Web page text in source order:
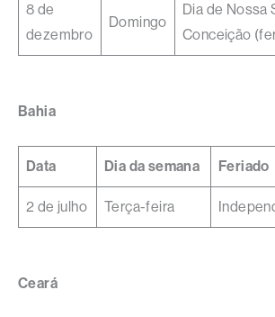
8 de
dezembro
Domingo
Dia de Nossa
Conceição
Bahia
Data Dia da semana Feriado
2 de julho Terça-feira
Ceará